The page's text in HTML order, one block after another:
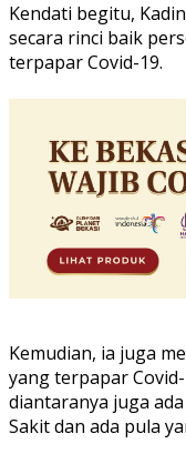
Kendati begitu,
secara rinci baik
terpapar Covid-19.
Kemudian, ia juga
yang terpapar
diantaranya juga
Sakit dan ada pula